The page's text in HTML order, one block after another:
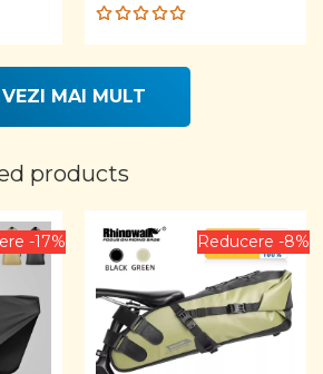
Rated
5.00out
VEZI MAI MULT
products
-17% Reducere -8%